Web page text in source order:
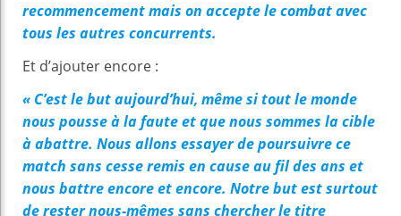
recommencement mais on accepte le combat avec
tous les autres concurrents.
Et d’ajouter encore :
« C’est le but aujourd’hui, même si tout le monde
nous pousse à la faute et que nous sommes la cible
à abattre. Nous allons essayer de poursuivre ce
match sans cesse remis en cause au fil des ans et
nous battre encore et encore. Notre but est surtout
de rester nous-mêmes sans chercher le titre